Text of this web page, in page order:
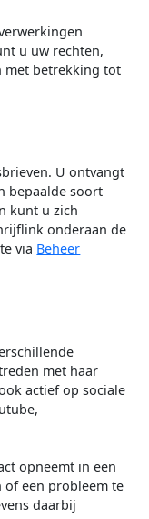
u uw rechten,
met betrekking tot
U ontvangt
bepaalde soort
kunt u zich
onderaan de
via Beheer
met haar
actief op sociale
opneemt in een
of een probleem te
daarbij